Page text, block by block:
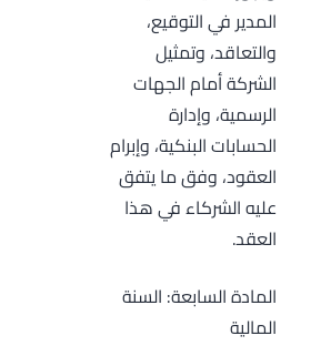
المدير في التوقيع،
والتعاقد، وتمثيل
الشركة أمام الجهات
الرسمية، وإدارة
الحسابات البنكية، وإبرام
العقود، وفق ما يتفق
عليه الشركاء في هذا
العقد.
المادة السابعة: السنة
المالية